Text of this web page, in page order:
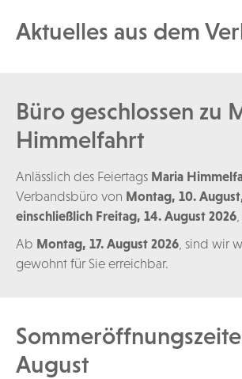
Aktuelles aus dem
Büro geschlossen zu
Himmelfahrt
Anlässlich des Feiertags Maria
Verbandsbüro von Montag, 10.
einschließlich Freitag, 14. August 2026
Ab Montag, 17. August 2026, sind wir
gewohnt für Sie erreichbar.
August